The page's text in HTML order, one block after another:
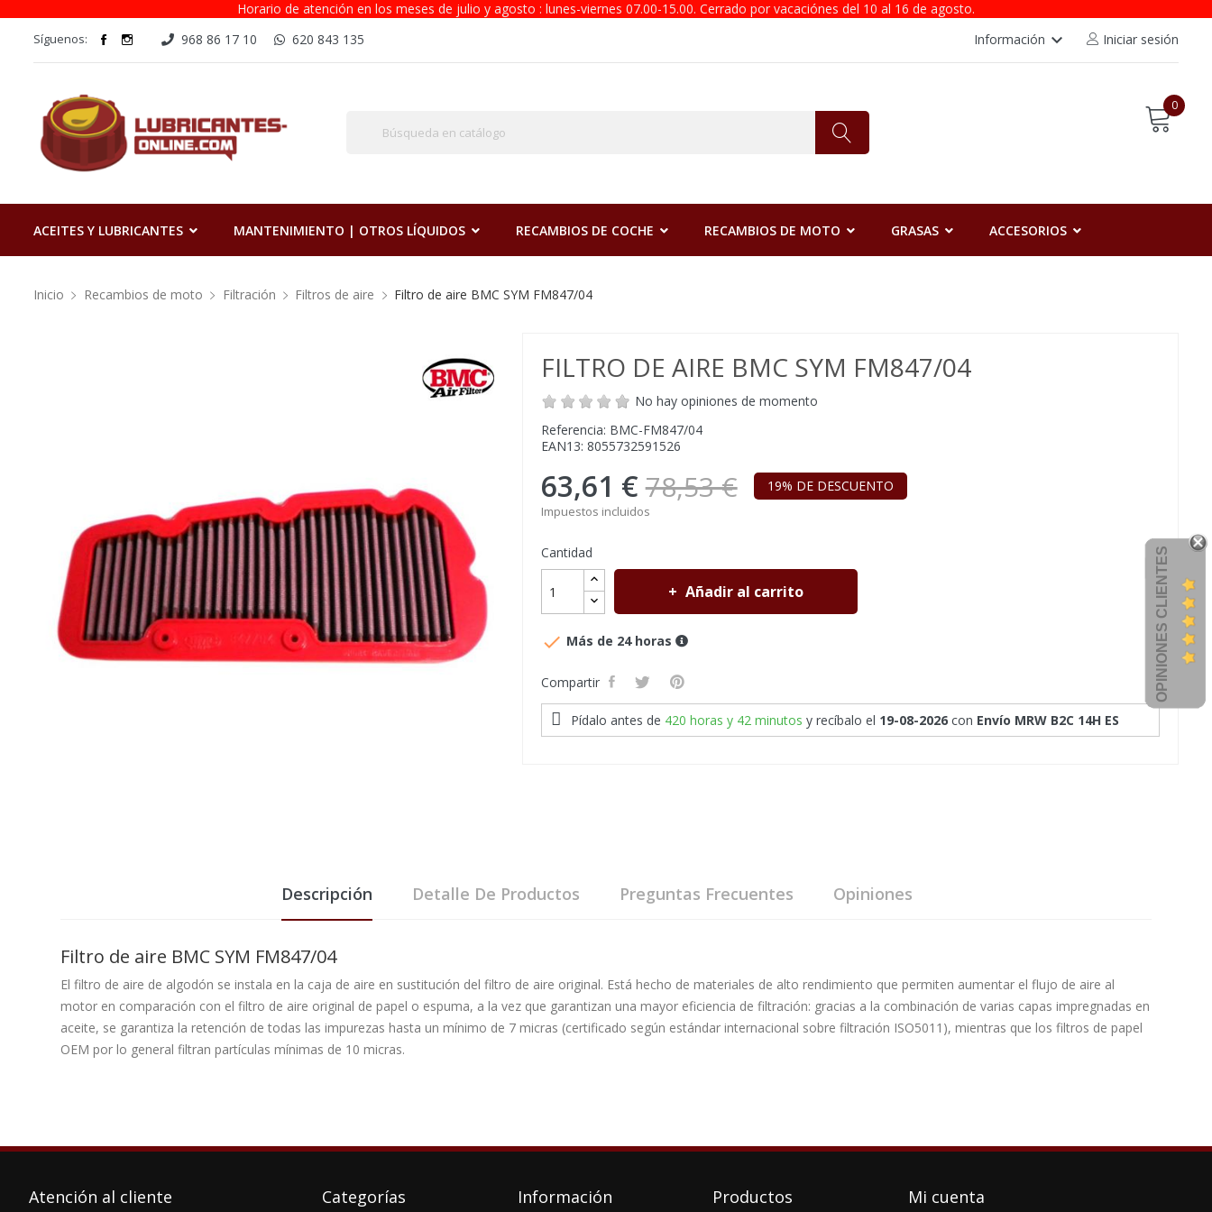
Horario de atención en los meses de julio y agosto : lunes-viernes 07.00-15.00. Cerrado por vacaciónes del 10 al 16 de agosto.
Síguenos: 968 86 17 10 620 843 135 Iniciar sesión
Información keyboard_arrow_down
0
ACEITES Y LUBRICANTES MANTENIMIENTO | OTROS LÍQUIDOS RECAMBIOS DE COCHE RECAMBIOS DE MOTO GRASAS ACCESORIOS
Inicio Recambios de moto Filtración Filtros de aire Filtro de aire BMC SYM FM847/04
FILTRO DE AIRE BMC SYM FM847/04
No hay opiniones de momento
Referencia: BMC-FM847/04
EAN13: 8055732591526
63,61 € 78,53 € 19% DE DESCUENTO
Impuestos incluidos
Cantidad
Añadir al carrito
 Más de 24 horas
Compartir
Pídalo antes de 420 horas y 42 minutos y recíbalo el 19-08-2026 con Envío MRW B2C 14H ES
Descripción Detalle De Productos Preguntas Frecuentes Opiniones
Filtro de aire BMC SYM FM847/04
El filtro de aire de algodón se instala en la caja de aire en sustitución del filtro de aire original. Está hecho de materiales de alto rendimiento que permiten aumentar el flujo de aire al
motor en comparación con el filtro de aire original de papel o espuma, a la vez que garantizan una mayor eficiencia de filtración: gracias a la combinación de varias capas impregnadas en
aceite, se garantiza la retención de todas las impurezas hasta un mínimo de 7 micras (certificado según estándar internacional sobre filtración ISO5011), mientras que los filtros de papel
OEM por lo general filtran partículas mínimas de 10 micras.
Atención al cliente Categorías Información Productos Mi cuenta
OPINIONES CLIENTES